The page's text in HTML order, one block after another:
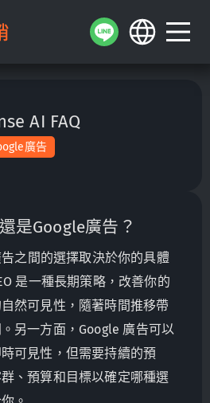
AI FAQ
廣告
是Google廣告？
之間的選擇取決於你的具體
是一種長期策略，改善你的
然可見性，隨著時間推移帶
另一方面，Google 廣告可以
可見性，但需要持續的預
、預算和目標以確定哪種選